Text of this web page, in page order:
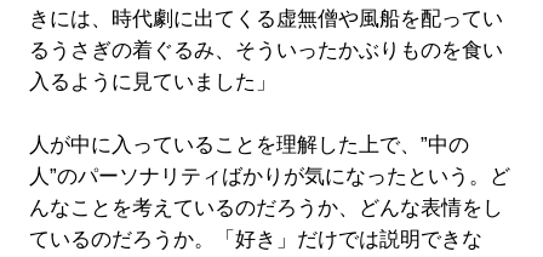
きには、時代劇に出てくる虚無僧や風船を配ってい
るうさぎの着ぐるみ、そういったかぶりものを食い
入るように見ていました」
人が中に入っていることを理解した上で、”中の
人”のパーソナリティばかりが気になったという。ど
んなことを考えているのだろうか、どんな表情をし
ているのだろうか。「好き」だけでは説明できな